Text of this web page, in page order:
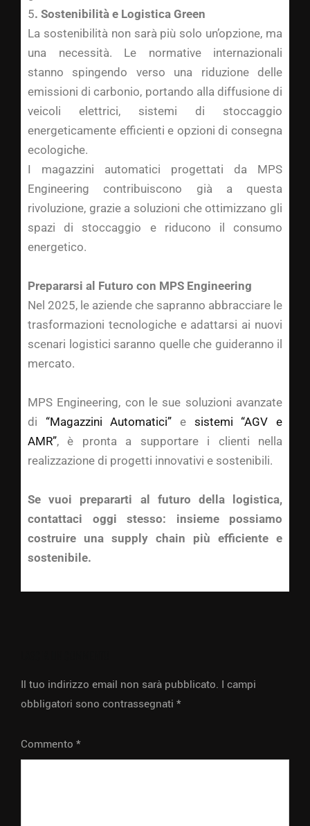
5. Sostenibilità e Logistica Green
La sostenibilità non sarà più solo un’opzione, ma
una necessità. Le normative internazionali
stanno spingendo verso una riduzione delle
emissioni di carbonio, portando alla diffusione di
veicoli elettrici, sistemi di stoccaggio
energeticamente efficienti e opzioni di consegna
ecologiche.
I magazzini automatici progettati da MPS
Engineering contribuiscono già a questa
rivoluzione, grazie a soluzioni che ottimizzano gli
spazi di stoccaggio e riducono il consumo
energetico.
Prepararsi al Futuro con MPS Engineering
Nel 2025, le aziende che sapranno abbracciare le
trasformazioni tecnologiche e adattarsi ai nuovi
scenari logistici saranno quelle che guideranno il
mercato.
MPS Engineering, con le sue soluzioni avanzate
di “Magazzini Automatici” e sistemi “AGV e
AMR”, è pronta a supportare i clienti nella
realizzazione di progetti innovativi e sostenibili.
Se vuoi prepararti al futuro della logistica,
contattaci oggi stesso: insieme possiamo
costruire una supply chain più efficiente e
sostenibile.
Il tuo indirizzo email non sarà pubblicato. I campi
obbligatori sono contrassegnati *
Commento *